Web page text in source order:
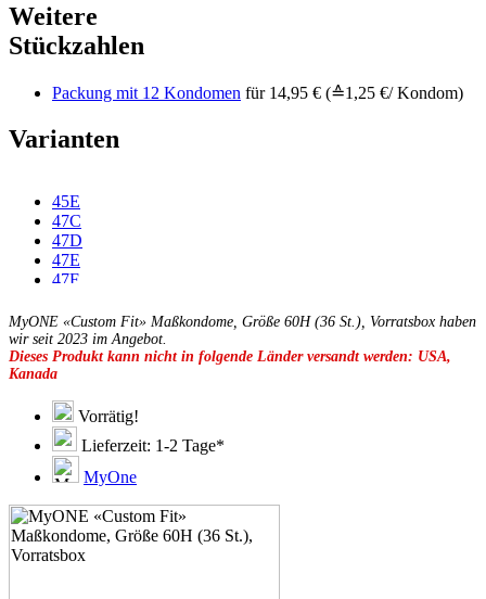
Weitere
Stückzahlen
Packung mit 12 Kondomen für 14,95 € (≙1,25 €/ Kondom)
Varianten
45E
47C
47D
47E
47F
49D
49E
49F
49G
51C
51D
51E
51F
51G
53C
53D
53E
MyONE «Custom Fit» Maßkondome, Größe 60H (36 St.), Vorratsbox haben
wir seit 2023 im Angebot.
Dieses Produkt kann nicht in folgende Länder versandt werden: USA,
Kanada
Vorrätig!
Lieferzeit: 1-2 Tage*
MyOne